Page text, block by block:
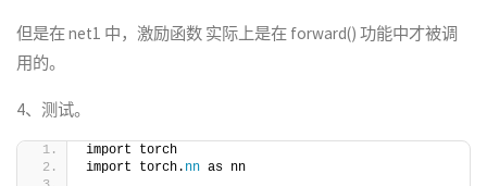
但是在 net1 中，激励函数 实际上是在 forward() 功能中才被调
用的。
4、测试。
import torch
import torch. nn as nn